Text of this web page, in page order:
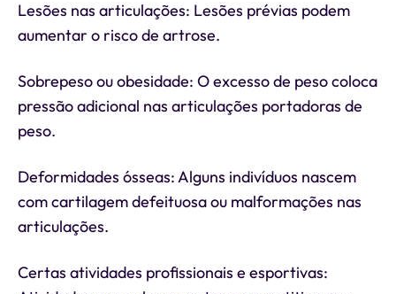
Lesões nas articulações: Lesões prévias podem
aumentar o risco de artrose.
Sobrepeso ou obesidade: O excesso de peso coloca
pressão adicional nas articulações portadoras de
peso.
Deformidades ósseas: Alguns indivíduos nascem
com cartilagem defeituosa ou malformações nas
articulações.
Certas atividades profissionais e esportivas: